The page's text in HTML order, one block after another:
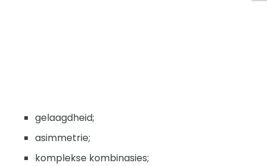
gelaagdheid;
asimmetrie;
komplekse kombinasies;